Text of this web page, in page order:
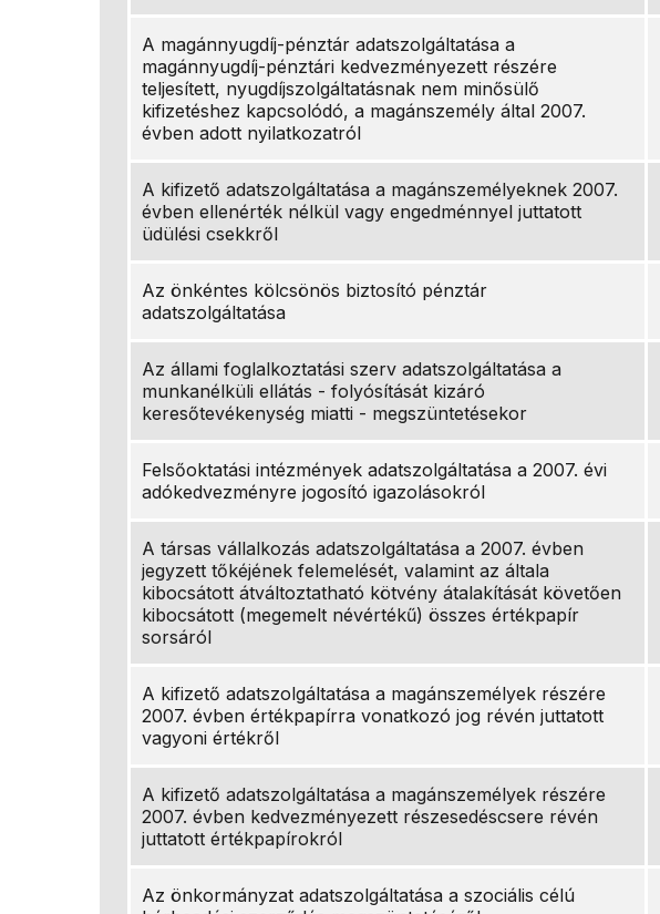
A magánnyugdíj-pénztár adatszolgáltatása a
magánnyugdíj-pénztári kedvezményezett részére
teljesített, nyugdíjszolgáltatásnak nem minősülő
kifizetéshez kapcsolódó, a magánszemély által 2007.
évben adott nyilatkozatról
A kifizető adatszolgáltatása a magánszemélyeknek 2007.
évben ellenérték nélkül vagy engedménnyel juttatott
üdülési csekkről
Az önkéntes kölcsönös biztosító pénztár
adatszolgáltatása
Az állami foglalkoztatási szerv adatszolgáltatása a
munkanélküli ellátás - folyósítását kizáró
keresőtevékenység miatti - megszüntetésekor
Felsőoktatási intézmények adatszolgáltatása a 2007. évi
adókedvezményre jogosító igazolásokról
A társas vállalkozás adatszolgáltatása a 2007. évben
jegyzett tőkéjének felemelését, valamint az általa
kibocsátott átváltoztatható kötvény átalakítását követően
kibocsátott (megemelt névértékű) összes értékpapír
sorsáról
A kifizető adatszolgáltatása a magánszemélyek részére
2007. évben értékpapírra vonatkozó jog révén juttatott
vagyoni értékről
A kifizető adatszolgáltatása a magánszemélyek részére
2007. évben kedvezményezett részesedéscsere révén
juttatott értékpapírokról
Az önkormányzat adatszolgáltatása a szociális célú